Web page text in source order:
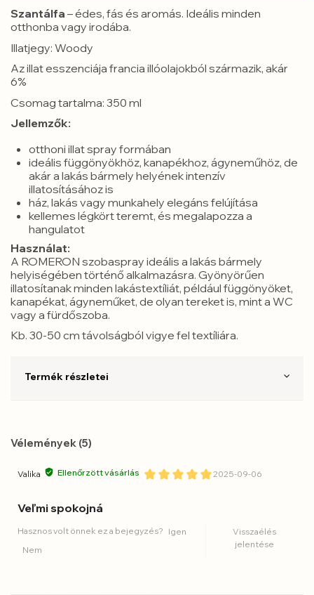
Szantálfa – édes, fás és aromás. Ideális minden
otthonba vagy irodába.
Illatjegy: Woody
Az illat esszenciája francia illóolajokból származik, akár
6%
Csomag tartalma: 350 ml
Jellemzők:
otthoni illat spray formában
ideális függönyökhöz, kanapékhoz, ágyneműhöz, de
akár a lakás bármely helyének intenzív
illatosításához is
ház, lakás vagy munkahely elegáns felújítása
kellemes légkört teremt, és megalapozza a
hangulatot
Használat:
A ROMERON szobaspray ideális a lakás bármely
helyiségében történő alkalmazásra. Gyönyörűen
illatosítanak minden lakástextíliát, például függönyöket,
kanapékat, ágyneműket, de olyan tereket is, mint a WC
vagy a fürdőszoba.
Kb. 30-50 cm távolságból vigye fel textíliára.
Termék részletei
Vélemények (5)
Valika Ellenőrzött vásárlás 2025-09-06
Veľmi spokojná
Hasznos volt önnek ez a bejegyzés? Igen
Nem
Visszaélés
jelentése